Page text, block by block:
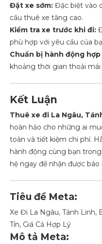
Đặt xe sớm: Đặc biệt vào
cầu thuê xe tăng cao.
Kiểm tra xe trước khi đi:
phù hợp với yêu cầu của
Chuẩn bị hành động
khoảng thời gian thoải
Kết Luận
Thuê xe đi La Ngâu,
hoàn hảo cho những ai
toàn và tiết kiệm chi phí.
hành động cùng bạn
hệ ngay để nhận được
Tiêu đề Meta:
Xe Đi La Ngâu, Tánh Linh,
Tín, Giá Cả Hợp Lý
Mô tả Meta: